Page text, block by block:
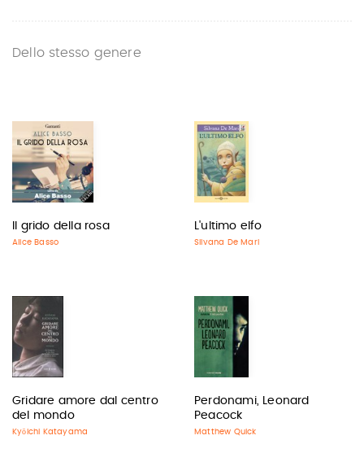
Dello stesso genere
Il grido della rosa
Alice Basso
L'ultimo elfo
Silvana De Mari
Gridare amore dal centro
del mondo
Kyōichi Katayama
Perdonami, Leonard
Peacock
Matthew Quick